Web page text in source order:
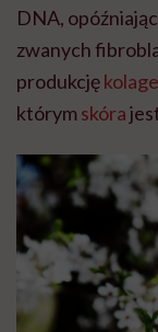
DNA,
zwanych
produkcję
którymskóra